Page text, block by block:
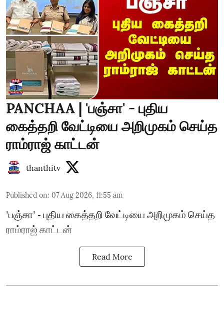
PANCHAA | 'பஞ்சா' - புதிய
கைத்தறி வேட்டியை அறிமுகம் செய்த
ராம்ராஜ் காட்டன்
thanthitv
Published on: 07 Aug 2026, 11:55 am
'பஞ்சா' - புதிய கைத்தறி வேட்டியை அறிமுகம் செய்த
ராம்ராஜ் காட்டன்
Read More